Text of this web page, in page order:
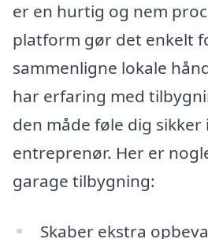
er en hurtig og nem
platform gør det enkelt
sammenligne lokale
har erfaring med
den måde føle dig sikker
entreprenør. Her er
garage tilbygning:
Skaber ekstra